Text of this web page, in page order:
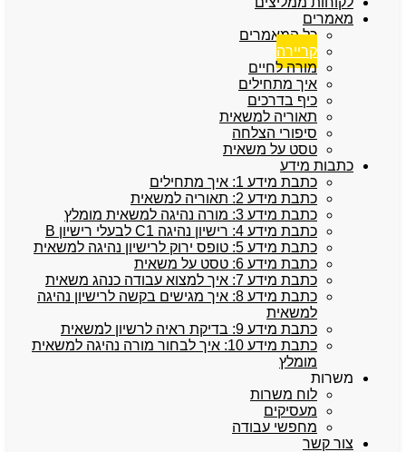
מאמרים
כל המאמרים
קריירה
מורה לחיים
איך מתחילים
כיף בדרכים
תאוריה למשאית
סיפורי הצלחה
טסט על משאית
כתבות מידע
כתבת מידע 1: איך מתחילים
כתבת מידע 2: תאוריה למשאית
כתבת מידע 3: מורה נהיגה למשאית מומלץ
כתבת מידע 4: רישיון נהיגה C1 לבעלי רישיון B
כתבת מידע 5: טופס ירוק לרישיון נהיגה למשאית
כתבת מידע 6: טסט על משאית
כתבת מידע 7: איך למצוא עבודה כנהג משאית
כתבת מידע 8: איך מגישים בקשה לרישיון נהיגה
למשאית
כתבת מידע 9: בדיקת ראיה לרשיון למשאית
כתבת מידע 10: איך לבחור מורה נהיגה למשאית
מומלץ
משרות
לוח משרות
מעסיקים
מחפשי עבודה
צור קשר